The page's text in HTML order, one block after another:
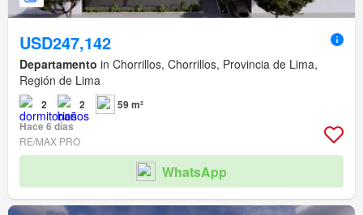
USD247,142
Departamento in Chorrillos, Chorrillos, Provincia de Lima,
Región de Lima
2 2
59 m²
Hace 6 días
RE/MAX PRO
WhatsApp